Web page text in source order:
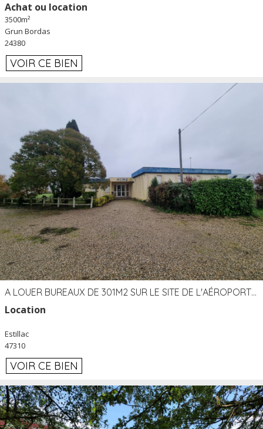
Achat ou location
3500m²
Grun Bordas
24380
VOIR CE BIEN
A LOUER BUREAUX DE 301M2 SUR LE SITE DE L'AÉROPORT AGEN LA GARENNE
Location
Estillac
47310
VOIR CE BIEN